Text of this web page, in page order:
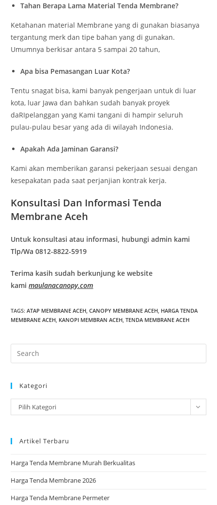
Tahan Berapa Lama Material Tenda Membrane?
Ketahanan material Membrane yang di gunakan biasanya
tergantung merk dan tipe bahan yang di gunakan.
Umumnya berkisar antara 5 sampai 20 tahun,
Apa bisa Pemasangan Luar Kota?
Tentu snagat bisa, kami banyak pengerjaan untuk di luar
kota, luar Jawa dan bahkan sudah banyak proyek
daRIpelanggan yang Kami tangani di hampir seluruh
pulau-pulau besar yang ada di wilayah Indonesia.
Apakah Ada Jaminan Garansi?
Kami akan memberikan garansi pekerjaan sesuai dengan
kesepakatan pada saat perjanjian kontrak kerja.
Konsultasi Dan Informasi Tenda
Membrane Aceh
Untuk konsultasi atau informasi, hubungi admin kami
Tlp/Wa 0812-8822-5919
Terima kasih sudah berkunjung ke website
kamimaulanacanopy.com
TAGS:ATAP MEMBRANE ACEH CANOPY MEMBRANE ACEH HARGA TENDA
MEMBRANE ACEH KANOPI MEMBRAN ACEH TENDA MEMBRANE ACEH
the
Kategori
Kategori
Pilih Kategori
Artikel Terbaru
Harga Tenda Membrane Murah Berkualitas
Harga Tenda Membrane 2026
Harga Tenda Membrane Permeter